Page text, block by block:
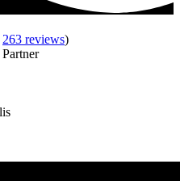
263 reviews)